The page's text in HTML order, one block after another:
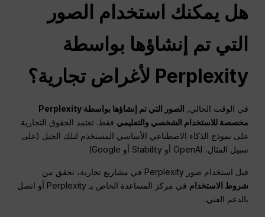
هل يمكنك استخدام الصور
التي تم إنشاؤها بواسطة
Perplexity لأغراض تجارية؟
في الوقت الحالي,
الصور التي تم إنشاؤها بواسطة Perplexity
مخصصة للاستخدام الشخصي والتعليمي فقط. تعتمد الحقوق التجارية
على نموذج الذكاء الاصطناعي الأساسي المستخدم لتلك الجيل (على
سبيل المثال، OpenAI أو Stability أو Google).
قبل استخدام صور Perplexity في مشاريع تجارية، تحقق من
شروط الاستخدام
في مركز المساعدة الخاص بـ Perplexity أو اتصل
بالدعم الفني.